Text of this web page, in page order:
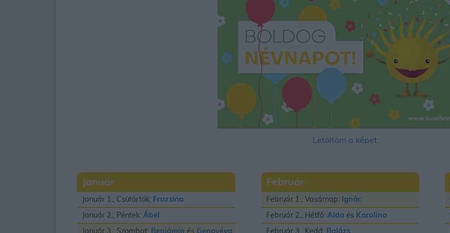
Letöltöm a képet.
Január
Január 1., Csütörtök: Fruzsina
Január 2., Péntek: Ábel
Január 3., Szombat: Benjámin és Genovéva
Február
Február 1., Vasárnap: Ignác
Február 2., Hétfő: Aida és Karolina
Február 3., Kedd: Balázs